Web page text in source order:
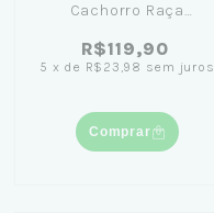
Cachorro Raça
R$119,90
5 x de R$23,98 sem juros
Comprar